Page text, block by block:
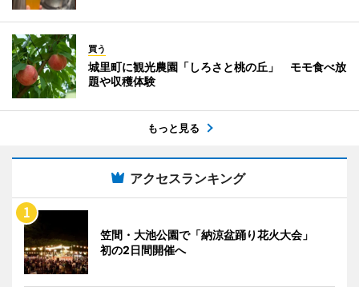
買う
城里町に観光農園「しろさと桃の丘」 モモ食べ放
題や収穫体験
もっと見る
アクセスランキング
笠間・大池公園で「納涼盆踊り花火大会」
初の2日間開催へ